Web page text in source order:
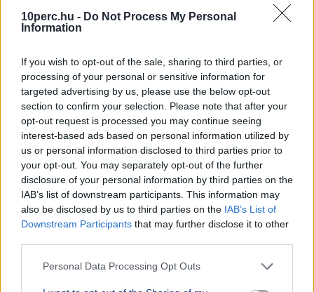
10perc.hu - Do Not Process My Personal
Information
If you wish to opt-out of the sale, sharing to third parties, or
processing of your personal or sensitive information for
targeted advertising by us, please use the below opt-out
section to confirm your selection. Please note that after your
opt-out request is processed you may continue seeing
interest-based ads based on personal information utilized by
us or personal information disclosed to third parties prior to
your opt-out. You may separately opt-out of the further
disclosure of your personal information by third parties on the
IAB’s list of downstream participants. This information may
also be disclosed by us to third parties on the IAB’s List of
Downstream Participants that may further disclose it to other
Personal Data Processing Opt Outs
Koncert Fesztivál Románia
Az ír The Script első temesvári koncertje és a Meraviglia
légi akrobatikus premier is a City Celebration fesztivál
kiemelt pillanata volt a városnapon.Bővebben...
KÜLFÖLD 2026. augusztus 3.
Bíróság állította meg a krokodilokkal őrzött
börtön tervét Izraelben